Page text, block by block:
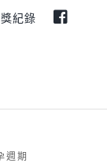
紀錄
週期